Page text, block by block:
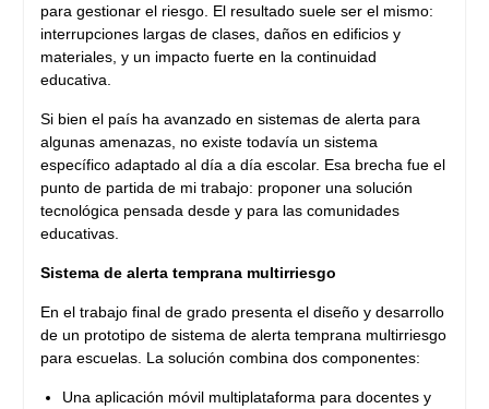
para gestionar el riesgo. El resultado suele ser el mismo:
interrupciones largas de clases, daños en edificios y
materiales, y un impacto fuerte en la continuidad
educativa.
Si bien el país ha avanzado en sistemas de alerta para
algunas amenazas, no existe todavía un sistema
específico adaptado al día a día escolar. Esa brecha fue el
punto de partida de mi trabajo: proponer una solución
tecnológica pensada desde y para las comunidades
educativas.
Sistema de alerta temprana multirriesgo
En el trabajo final de grado presenta el diseño y desarrollo
de un prototipo de sistema de alerta temprana multirriesgo
para escuelas. La solución combina dos componentes:
Una aplicación móvil multiplataforma para docentes y